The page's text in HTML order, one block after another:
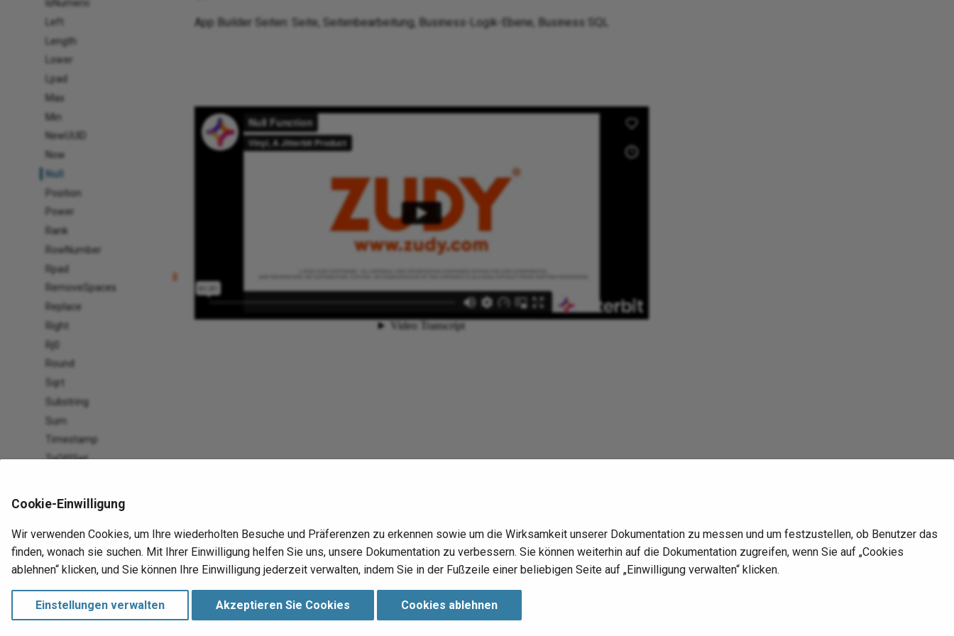
IsNumeric
Left
Length
Lower
Lpad
Max
Min
NewUUID
Now
Null
Position
Power
Rank
RowNumber
Rpad
RemoveSpaces
Replace
Right
Rj0
Round
Sqrt
Substring
Sum
Timestamp
ToOffSet
Trim
Upper
UUID
VisibilityOption
Weekday
Workday
App Builder Seiten: Seite, Seitenbearbeitung, Business-Logik-Ebene, Business SQL
Cookie-Einwilligung
Wir verwenden Cookies, um Ihre wiederholten Besuche und Präferenzen zu erkennen sowie um die Wirksamkeit unserer Dokumentation zu messen und um festzustellen, ob Benutzer das
finden, wonach sie suchen. Mit Ihrer Einwilligung helfen Sie uns, unsere Dokumentation zu verbessern. Sie können weiterhin auf die Dokumentation zugreifen, wenn Sie auf „Cookies
ablehnen“ klicken, und Sie können Ihre Einwilligung jederzeit verwalten, indem Sie in der Fußzeile einer beliebigen Seite auf „Einwilligung verwalten“ klicken.
Einstellungen verwalten Akzeptieren Sie Cookies Cookies ablehnen